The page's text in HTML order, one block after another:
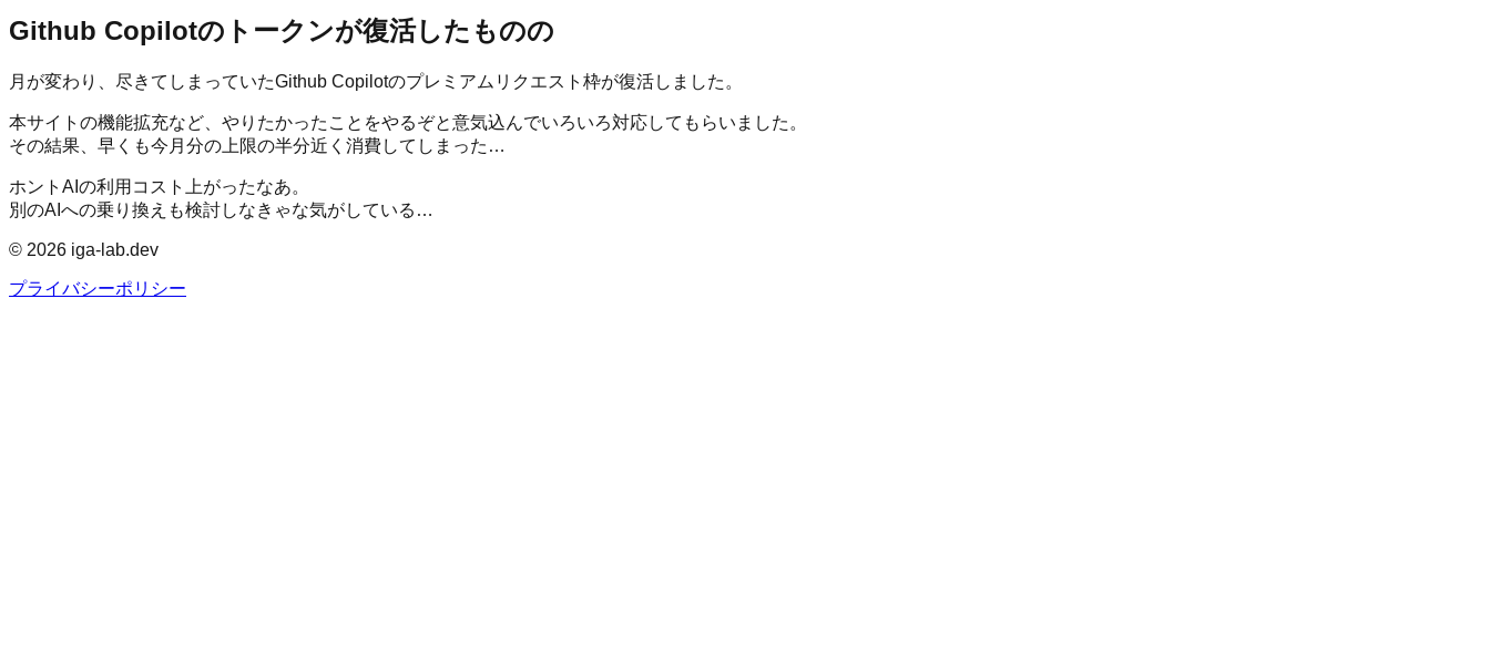
Github Copilotのトークンが復活したものの
月が変わり、尽きてしまっていたGithub Copilotのプレミアムリクエスト枠が復活しました。
本サイトの機能拡充など、やりたかったことをやるぞと意気込んでいろいろ対応してもらいました。
その結果、早くも今月分の上限の半分近く消費してしまった…
ホントAIの利用コスト上がったなあ。
別のAIへの乗り換えも検討しなきゃな気がしている…
© 2026 iga-lab.dev
プライバシーポリシー